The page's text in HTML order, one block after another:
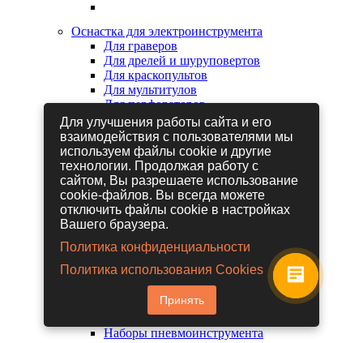
Оснастка для электроинструмента
Для граверов
Для дрелей и шуруповертов
Для краскопультов
Для мультитулов
Для перфораторов
Для сабельных пил
Для строительных фенов
Для фрезеров
Для шлифовальных машин
Для электрических лобзиков
Для электрических ножниц
Для электрических пил
Для электрических рубанков
Гайковерты пневматические
Дрели пневматические
Другие пневмоинструменты
Заклепочники пневматические
Наборы пневмоинструмента
Для улучшения работы сайта и его
взаимодействия с пользователями мы
используем файлы cookie и другие
технологии. Продолжая работу с
сайтом, Вы разрешаете использование
cookie-файлов. Вы всегда можете
отключить файлы cookie в настройках
Вашего браузера.
Политика конфиденциальности
Политика использования Cookies
Принять